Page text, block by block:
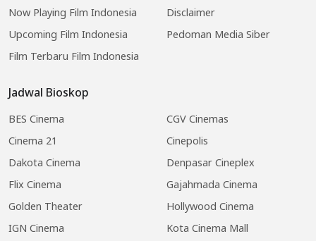
Now Playing Film Indonesia
Upcoming Film Indonesia
Film Terbaru Film Indonesia
Jadwal Bioskop
BES Cinema
CGV Cinemas
Cinema 21
Cinepolis
Dakota Cinema
Denpasar Cineplex
Flix Cinema
Gajahmada Cinema
Golden Theater
Hollywood Cinema
IGN Cinema
Kota Cinema Mall
Disclaimer
Pedoman Media Siber